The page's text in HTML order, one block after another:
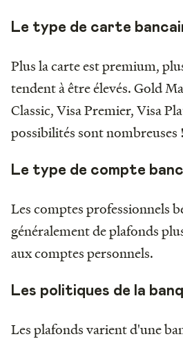
Le type de carte
Plus la carte est premium,
tendent à être élevés. Gold
Classic, Visa Premier, Visa
possibilités sont nombreuses !
Le type de compte
Les comptes professionnels
généralement de plafonds
aux comptes personnels.
Les politiques de la
Les plafonds varient d'une